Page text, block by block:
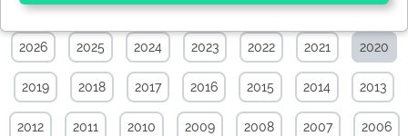
2026 2025 2024 2023 2022 2021 2020
2019 2018 2017 2016 2015 2014 2013
2012 2011 2010 2009 2008 2007 2006
Essenziell
Essenzielle Cookies ermöglichen grundlegende
Funktionen und sind für die einwandfreie Funktion der
werden Teile der Websitenicht funktionieren.